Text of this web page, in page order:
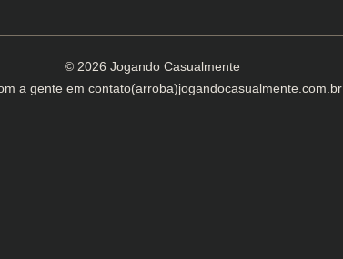
© 2026 Jogando Casualmente
a gente em contato(arroba)jogandocasualmente.com.br